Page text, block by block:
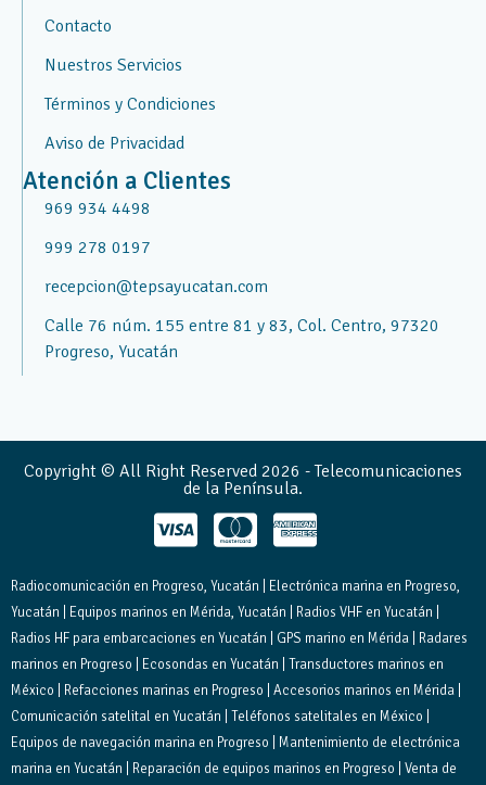
Contacto
Nuestros Servicios
Términos y Condiciones
Aviso de Privacidad
Atención a Clientes
969 934 4498
999 278 0197
recepcion@tepsayucatan.com
Calle 76 núm. 155 entre 81 y 83, Col. Centro, 97320
Progreso, Yucatán
Copyright © All Right Reserved 2026 - Telecomunicaciones
de la Península.
Radiocomunicación en Progreso, Yucatán | Electrónica marina en Progreso,
Yucatán | Equipos marinos en Mérida, Yucatán | Radios VHF en Yucatán |
Radios HF para embarcaciones en Yucatán | GPS marino en Mérida | Radares
marinos en Progreso | Ecosondas en Yucatán | Transductores marinos en
México | Refacciones marinas en Progreso | Accesorios marinos en Mérida |
Comunicación satelital en Yucatán | Teléfonos satelitales en México |
Equipos de navegación marina en Progreso | Mantenimiento de electrónica
marina en Yucatán | Reparación de equipos marinos en Progreso | Venta de